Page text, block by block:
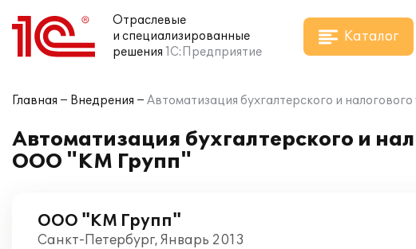
Отраслевые
и специализированные
решения 1С:Предприятие
Каталог
Главная Внедрения Автоматизация бухгалтерского и
Автоматизация бухгалтерского и
ООО "КМ Групп"
ООО "КМ Групп"
Санкт-Петербург, Январь 2013